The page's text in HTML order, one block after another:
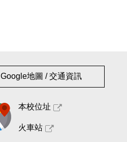
Google地圖 / 交通資訊
本校位址
火車站